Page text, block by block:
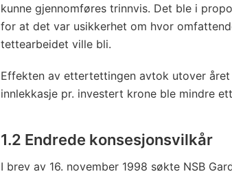
kunne gjennomføres trinnvis. Det ble i
for at det var usikkerhet om hvor
tettearbeidet ville bli.
Effekten av ettertettingen avtok utover
innlekkasje pr. investert krone ble mindre
1.2 Endrede konsesjonsvilkår
I brev av 16. november 1998 søkte NSB